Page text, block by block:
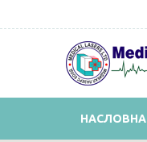
НАСЛОВНА